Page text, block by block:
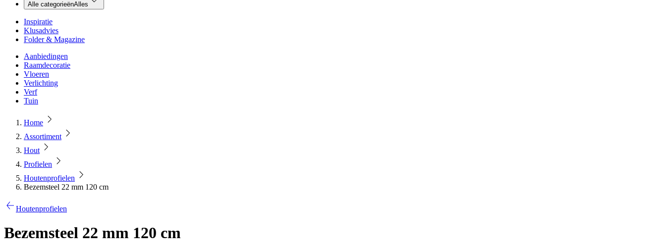
Alle categorieënAlles
Inspiratie
Klusadvies
Folder & Magazine
Aanbiedingen
Raamdecoratie
Vloeren
Verlichting
Verf
Tuin
Home
Assortiment
Hout
Profielen
Houtenprofielen
Bezemsteel 22 mm 120 cm
Houtenprofielen
Bezemsteel 22 mm 120 cm